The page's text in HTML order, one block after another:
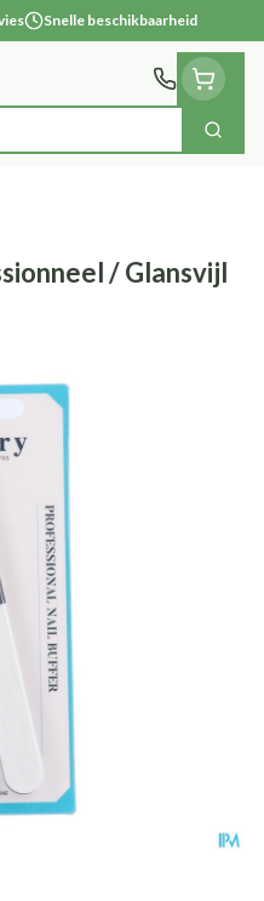
Snelle beschikbaarheid
Zoek
/ Glansvijl